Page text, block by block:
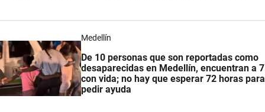
Medellín
De 10 personas que son reportadas como
desaparecidas en Medellín, encuentran a 7
con vida; no hay que esperar 72 horas para
pedir ayuda